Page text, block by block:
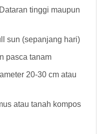
tinggi maupun
sun (sepanjang hari)
pasca tanam
20-30 cm atau
atau tanah kompos